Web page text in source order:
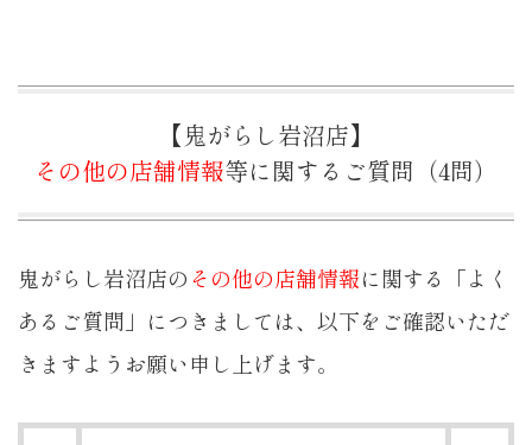
【鬼がらし岩沼店】
その他の店舗情報等に関するご質問（4問）
鬼がらし岩沼店の その他の店舗情報に関する「よく
あるご質問」につきましては、以下をご確認いただ
きますようお願い申し上げます。